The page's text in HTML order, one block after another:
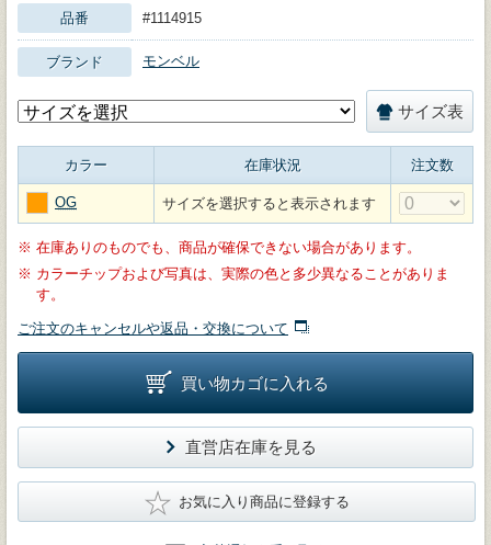
品番 #1114915
ブランド モンベル
サイズ表
カラー 在庫状況 注文数
OG サイズを選択すると表示されます
※ 在庫ありのものでも、商品が確保できない場合があります。
※ カラーチップおよび写真は、実際の色と多少異なることがありま
す。
ご注文のキャンセルや返品・交換について
買い物カゴに入れる
直営店在庫を見る
★ お気に入り商品に登録する